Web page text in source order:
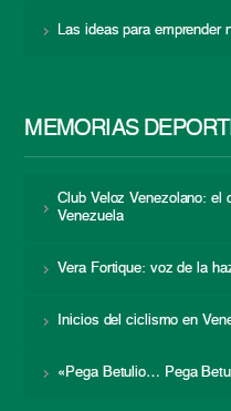
Las ideas para emprender
MEMORIAS
Club Veloz Venezolano:
Venezuela
Vera Fortique: voz de la
Inicios del ciclismo en
«Pega Betulio… Pega